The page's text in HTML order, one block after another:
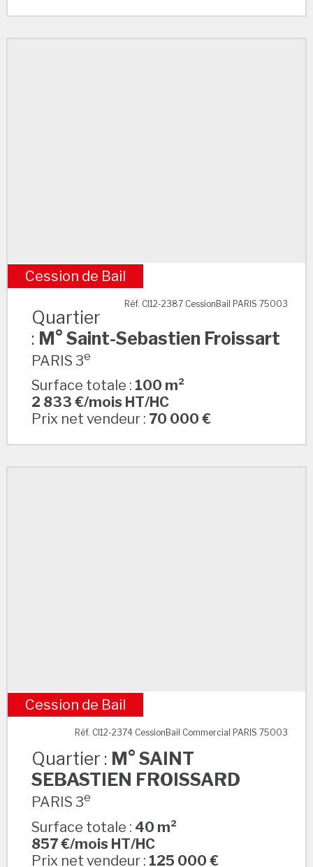
M° Saint-Sebastien Froissart
Cession de Bail
Réf. CI12-2387 CessionBail PARIS 75003
Quartier
: M° Saint-Sebastien Froissart
PARIS 3e
Surface totale : 100 m²
2 833 €/mois HT/HC
Prix net vendeur : 70 000 €
M° SAINT SEBASTIEN FROISSARD
Cession de Bail
Réf. CI12-2374 CessionBail Commercial PARIS 75003
Quartier : M° SAINT
SEBASTIEN FROISSARD
PARIS 3e
Surface totale : 40 m²
857 €/mois HT/HC
Prix net vendeur : 125 000 €